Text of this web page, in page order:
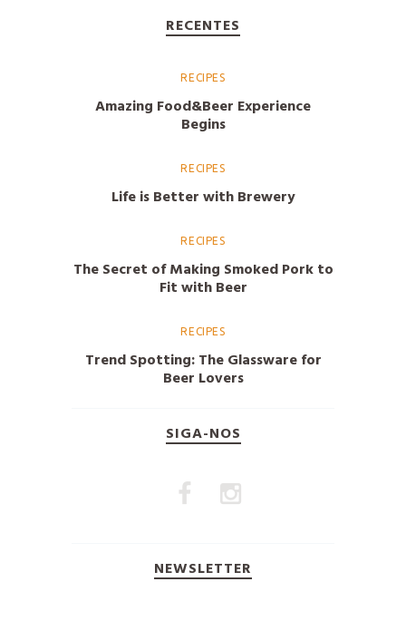
RECENTES
RECIPES
Amazing Food&Beer Experience
Begins
RECIPES
Life is Better with Brewery
RECIPES
The Secret of Making Smoked Pork to
Fit with Beer
RECIPES
Trend Spotting: The Glassware for
Beer Lovers
SIGA-NOS
NEWSLETTER